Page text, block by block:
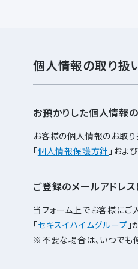
個人情報の取り扱
お預かりした個人情報
お客様の個人情報のお取り
「個人情報保護方針 」および
ご登録のメールアドレ
当フォーム上でお客様にご
「セキスイハイムグループ
※不要な場合は、いつでも